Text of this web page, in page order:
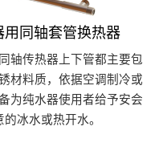
用同轴套管换热器
轴传热器上下管都主要包
材料质，依据空调制冷或
为纯水器使用者给予安会
的冰水或热开水。